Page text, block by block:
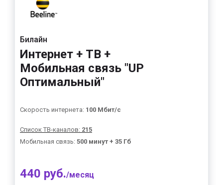
Билайн
Интернет + ТВ +
Мобильная связь "UP
Оптимальный"
Скорость интернета: 100 Мбит/с
Список ТВ-каналов: 215
Мобильная связь: 500 минут + 35 Гб
440 руб./месяц